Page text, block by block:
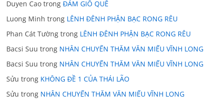
Duyen Cao trongĐÁM GIỖ QUÊ
Luong Minh trong LÊNH ĐÊNH PHẬN BẠC RONG RÊU
Phan Cát Tường trong LÊNH ĐÊNH PHẬN BẠC RONG RÊU
Bacsi Suu trong NHÂN CHUYẾN THĂM VĂN MIẾU VĨNH LONG
Bacsi Suu trong NHÂN CHUYẾN THĂM VĂN MIẾU VĨNH LONG
Sửu trong KHÔNG ĐỀ 1 CỦA THÁI LÃO
Sửu trong NHÂN CHUYẾN THĂM VĂN MIẾU VĨNH LONG